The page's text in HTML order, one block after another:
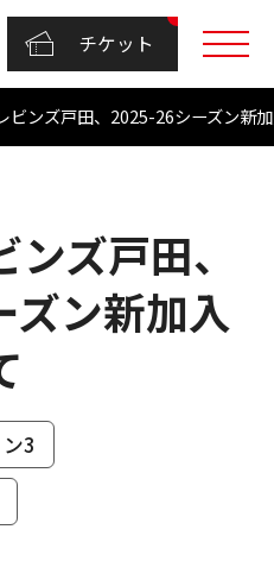
チケット
ビンズ戸田、2025-26シーズン新
ズ戸田、
ン新加入
3